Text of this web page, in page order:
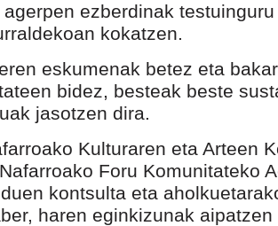
ezberdinak
kokatzen.
eskumenak betez eta
bidez, besteak beste
jasotzen dira.
Kulturaren eta Arteen
Foru Komunitateko
kontsulta eta
haren eginkizunak aipatzen